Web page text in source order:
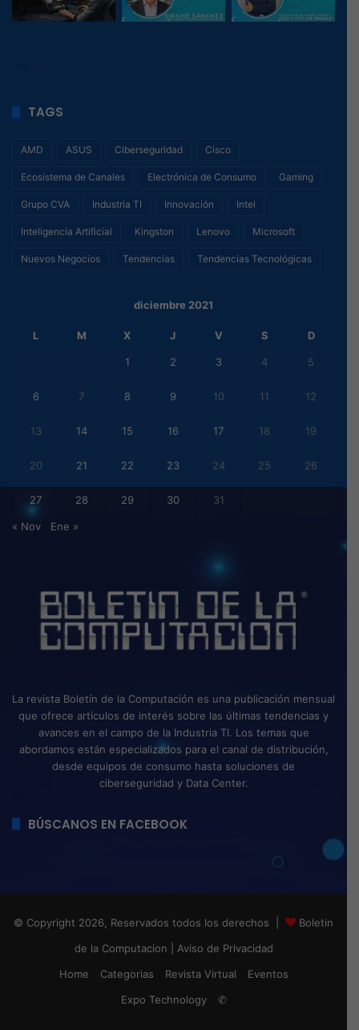
TAGS
AMD ASUS Ciberseguridad Cisco
Ecosistema de Canales Electrónica de Consumo Gaming
Grupo CVA Industria TI Innovación Intel
Inteligencia Artificial Kingston Lenovo Microsoft
Nuevos Negocios Tendencias Tendencias Tecnológicas
diciembre 2021
L M X J V S D
1 2 3 4 5
6 7 8 9 10 11 12
13 14 15 16 17 18 19
20 21 22 23 24 25 26
27 28 29 30 31
« Nov Ene »
La revista Boletín de la Computación es una publicación mensual
que ofrece artículos de interés sobre las últimas tendencias y
avances en el campo de la Industria TI. Los temas que
abordamos están especializados para el canal de distribución,
desde equipos de consumo hasta soluciones de
ciberseguridad y Data Center.
BÚSCANOS EN FACEBOOK
© Copyright 2026, Reservados todos los derechos |
Boletin
de la Computacion
Aviso de Privacidad
Home
Categorias Revista Virtual
Eventos
Expo Technology
✆